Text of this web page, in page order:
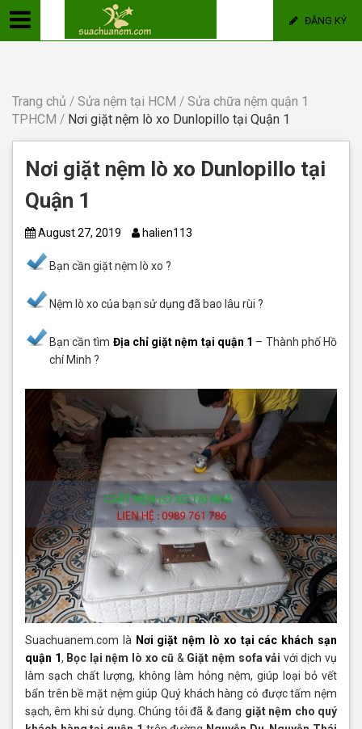
ĐĂNG KÝ
Trang chủ / Sửa nệm tại HCM / Sửa chữa nệm quận 1
TPHCM / Nơi giặt nệm lò xo Dunlopillo tại Quận 1
Nơi giặt nệm lò xo Dunlopillo tại
Quận 1
August 27, 2019 halien113
Bạn cần giặt nệm lò xo ?
Nệm lò xo của bạn sử dụng đã bao lâu rùi ?
Bạn cần tìm Địa chỉ giặt nệm tại quận 1 – Thành phố Hồ
chí Minh ?
Suachuanem.com là Nơi giặt nệm lò xo tại các khách sạn
quận 1, Bọc lại nệm lò xo cũ & Giặt nệm sofa vải với dịch vụ
làm sạch chất lượng, không làm hỏng nệm, giúp loại bỏ vết
bẩn trên bề mặt nệm giúp Quý khách hàng có được tấm nệm
sạch, êm khi sử dụng. Chúng tôi đã & đang giặt nệm cho quý